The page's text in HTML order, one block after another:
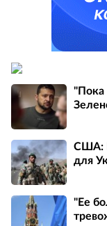
"Пока
США:
для
"Ее